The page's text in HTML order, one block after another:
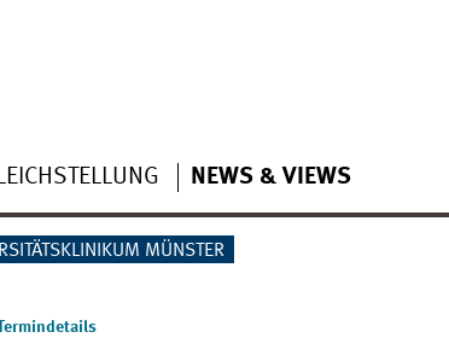
NEWS & VIEWS
MÜNSTER
Termindetails